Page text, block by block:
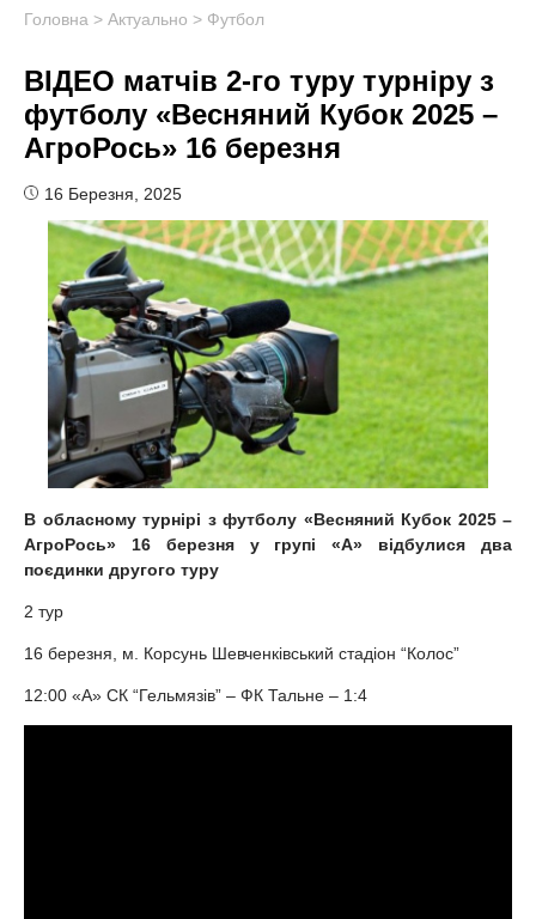
Головна > Актуально > Футбол
ВІДЕО матчів 2-го туру турніру з
футболу «Весняний Кубок 2025 –
АгроРось» 16 березня
16 Березня, 2025
В обласному турнірі з футболу «Весняний Кубок 2025 –
АгроРось» 16 березня у групі «А» відбулися два
поєдинки другого туру
2 тур
16 березня, м. Корсунь Шевченківський стадіон “Колос”
12:00 «А» СК “Гельмязів” – ФК Тальне – 1:4